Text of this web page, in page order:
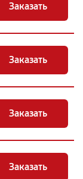
Заказать
Заказать
Заказать
Заказать